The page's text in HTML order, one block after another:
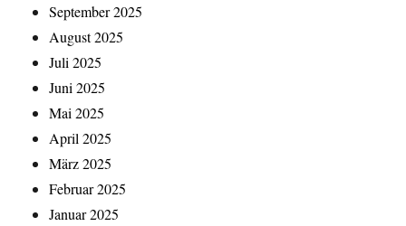
September 2025
August 2025
Juli 2025
Juni 2025
Mai 2025
April 2025
März 2025
Februar 2025
Januar 2025